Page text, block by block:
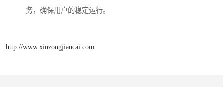
务，确保用户的稳定运行。
http://www.xinzongjiancai.com